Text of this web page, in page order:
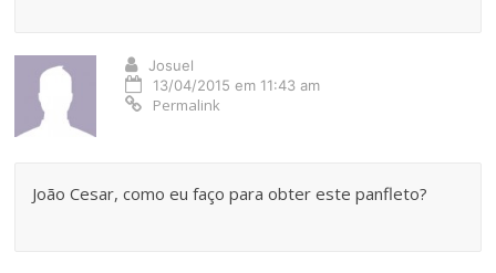
Josuel
13/04/2015 em 11:43 am
Permalink
João Cesar, como eu faço para obter este panfleto?